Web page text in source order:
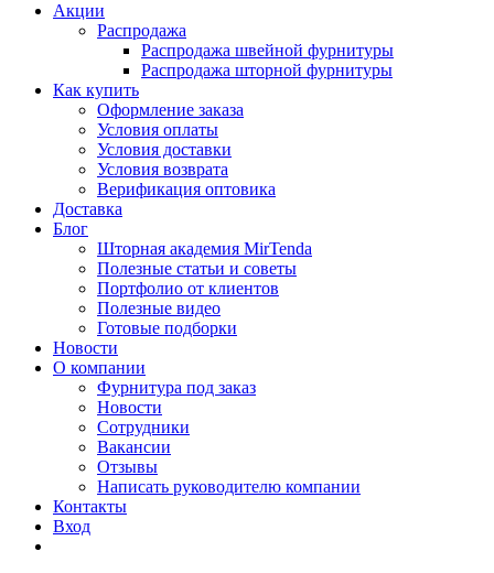
Акции
Распродажа
Распродажа швейной фурнитуры
Распродажа шторной фурнитуры
Как купить
Оформление заказа
Условия оплаты
Условия доставки
Условия возврата
Верификация оптовика
Доставка
Блог
Шторная академия MirTenda
Полезные статьи и советы
Портфолио от клиентов
Полезные видео
Готовые подборки
Новости
О компании
Фурнитура под заказ
Новости
Сотрудники
Вакансии
Отзывы
Написать руководителю компании
Контакты
Вход